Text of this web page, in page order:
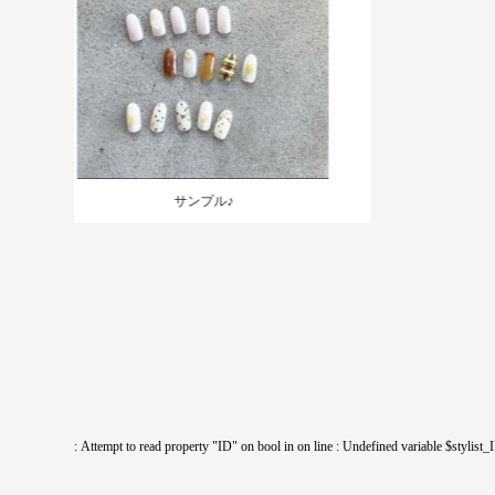
: Attempt to read property "ID" on bool inon line : Undefined variable